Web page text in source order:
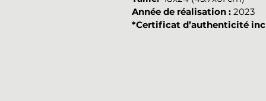
Année de réalisation : 2023
*Certificat d’authenticité